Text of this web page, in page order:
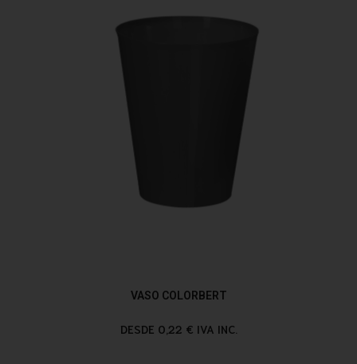
VASO COLORBERT
DESDE 0,22 € IVA INC.